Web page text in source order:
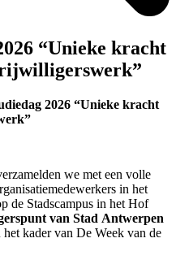
“Unieke kracht
2026 “Unieke kracht
we met een volle
in het
de Stadscampus in het Hof
van Stad Antwerpen
kader van De Week van de